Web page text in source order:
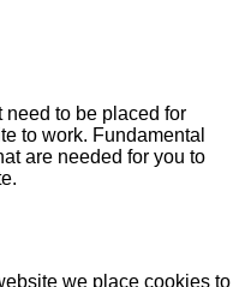
need to be placed for
to work. Fundamental
are needed for you to
we place cookies to